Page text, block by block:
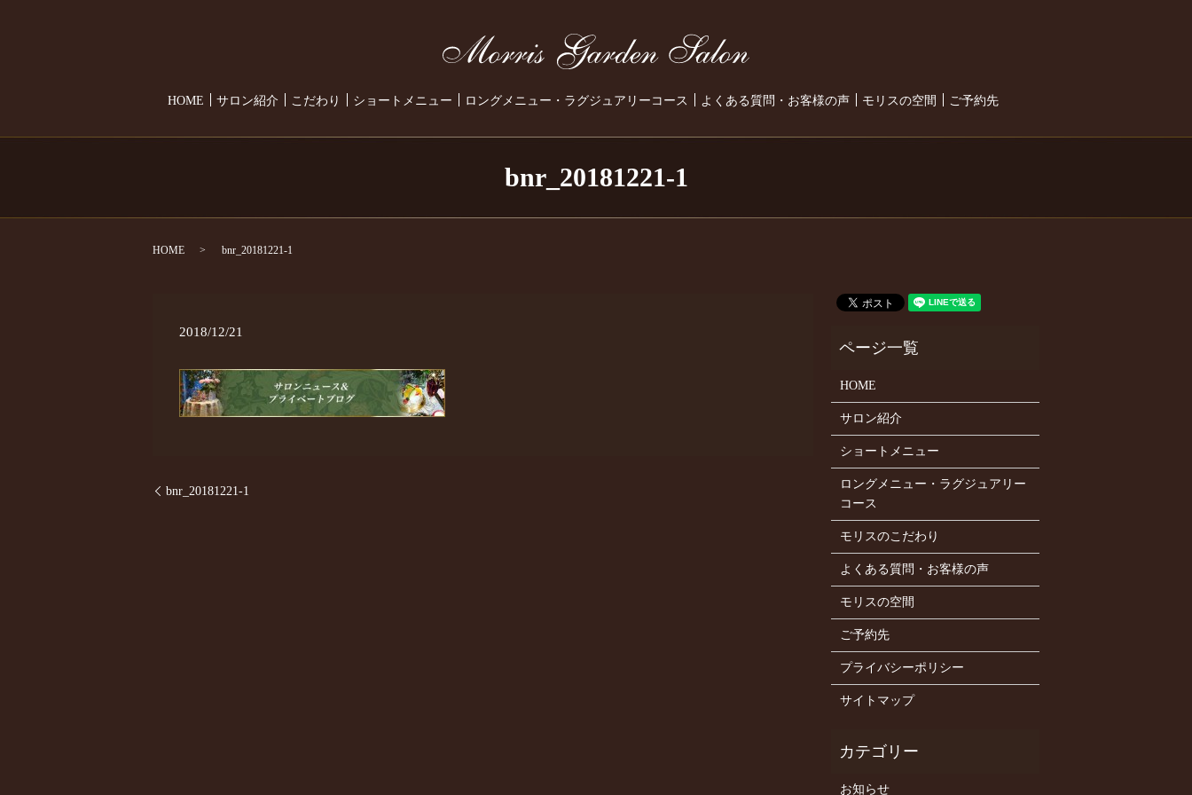
HOME サロン紹介 こだわり ショートメニュー ロングメニュー・ラグジュアリーコース よくある質問・お客様の声 モリスの空間 ご予約先
bnr_20181221-1
HOME bnr_20181221-1
2018/12/21
bnr_20181221-1
HOME
サロン紹介
ショートメニュー
ロングメニュー・ラグジュアリー
コース
モリスのこだわり
よくある質問・お客様の声
モリスの空間
ご予約先
プライバシーポリシー
サイトマップ
お知らせ